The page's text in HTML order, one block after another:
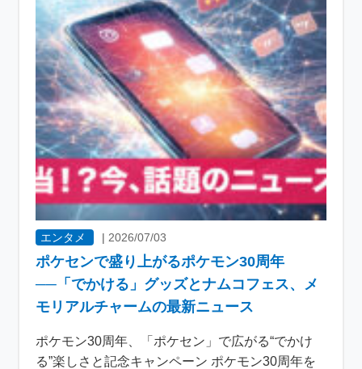
エンタメ | 2026/07/03
ポケセンで盛り上がるポケモン30周年
──「でかける」グッズとナムコフェス、メ
モリアルチャームの最新ニュース
ポケモン30周年、「ポケセン」で広がる“でかけ
る”楽しさと記念キャンペーン ポケモン30周年を